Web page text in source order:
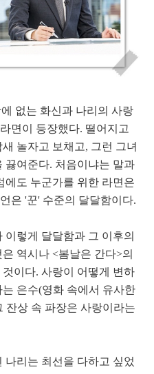
없는 화신과 나리의 사랑
면이 등장했다. 떨어지고
놀자고 보채고, 그런 그녀
끓여준다. 처음이냐는 말과
에도 누군가를 위한 라면은
은 '꾼' 수준의 달달함이다.
렇게 달달함과 그 이후의
역시나 <봄날은 간다>의
이다. 사랑이 어떻게 변하
은수(영화 속에서 유사한
잔상 속 파장은 사랑이라는
나리는 최선을 다하고 싶었